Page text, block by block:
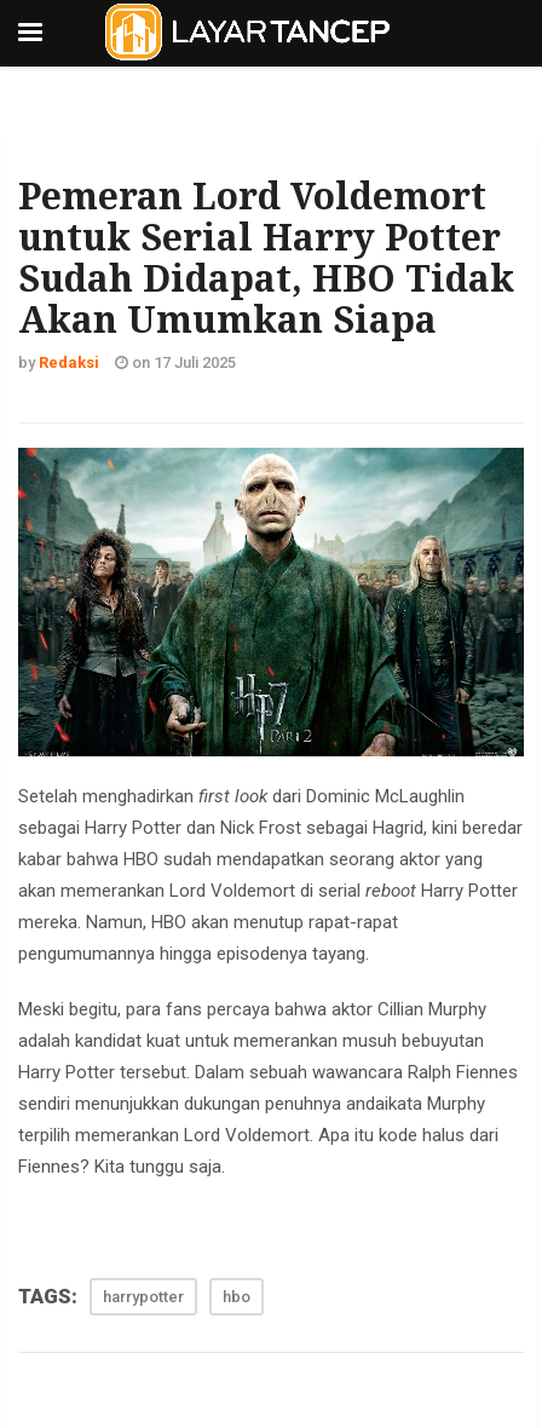
Pemeran Lord Voldemort
untuk Serial Harry Potter
Sudah Didapat, HBO Tidak
Akan Umumkan Siapa
by Redaksi on 17 Juli 2025
Setelah menghadirkan first lookdari Dominic McLaughlin
sebagai Harry Potter dan Nick Frost sebagai Hagrid, kini beredar
kabar bahwa HBO sudah mendapatkan seorang aktor yang
akan memerankan Lord Voldemort di serial reboot Harry Potter
mereka. Namun, HBO akan menutup rapat-rapat
pengumumannya hingga episodenya tayang.
Meski begitu, para fans percaya bahwa aktor Cillian Murphy
adalah kandidat kuat untuk memerankan musuh bebuyutan
Harry Potter tersebut. Dalam sebuah wawancara Ralph Fiennes
sendiri menunjukkan dukungan penuhnya andaikata Murphy
terpilih memerankan Lord Voldemort. Apa itu kode halus dari
Fiennes? Kita tunggu saja.
TAGS: harrypotter hbo